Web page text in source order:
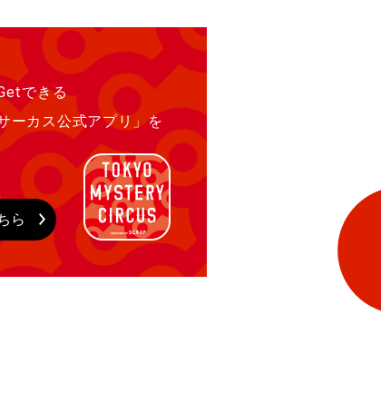
できる
ーカス公式アプリ」を
ら